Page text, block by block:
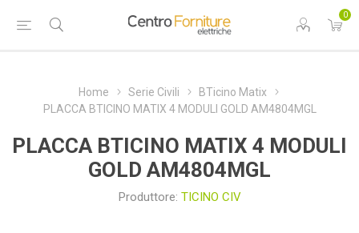
0
Home Serie Civili
BTicino Matix
PLACCA BTICINO MATIX 4 MODULI GOLD AM4804MGL
PLACCA BTICINO MATIX 4 MODULI
GOLD AM4804MGL
Produttore: TICINO CIV